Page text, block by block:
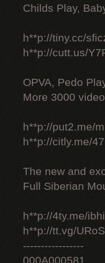
Childs Play,
h**p://tiny.cc/
h**p://cutt.us/
OPVA, Pedo
More 3000
h**p://put2.me/
h**p://citly.me/
The new and
Full Siberian
h**p://4ty.me/
h**p://tt.vg/
-----------------
000A000581